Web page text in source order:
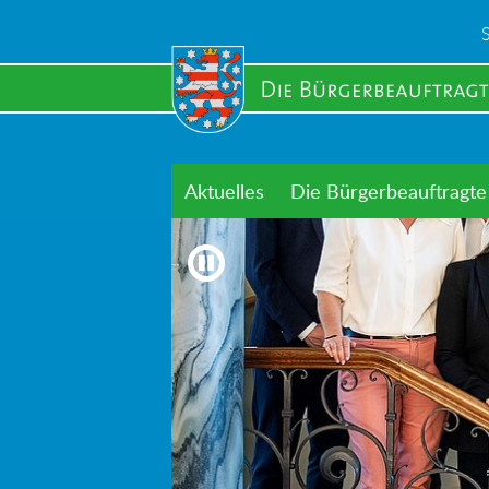
main
Aktuelles Die Bürgerbeauftragte